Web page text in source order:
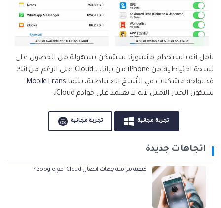
نأمل أنه باستخدام منشورنا ستتمكن بسهولة من الحصول على
نسخة احتياطية من iPhone من بيانات iCloud على الرغم من أنك
قد تواجه مشكلات في النُسخ الاحتياطية، بينما MobileTrans
سيكون الخيار الأمثل لأنه لا يعتمد على خوادم iCloud.
تجربة مجانية تجربة مجانية
اتجاهات جديدة
كيفية مزامنة جهات اتصال iCloud مع Google؟